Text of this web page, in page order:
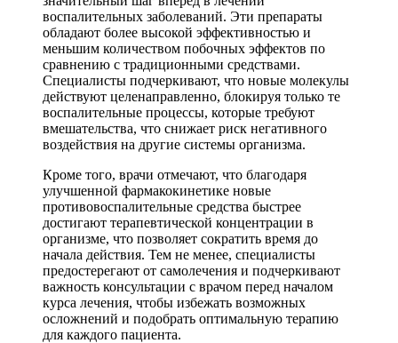
воспалительных заболеваний. Эти препараты
обладают более высокой эффективностью и
меньшим количеством побочных эффектов по
сравнению с традиционными средствами.
Специалисты подчеркивают, что новые молекулы
действуют целенаправленно, блокируя только те
воспалительные процессы, которые требуют
вмешательства, что снижает риск негативного
воздействия на другие системы организма.
Кроме того, врачи отмечают, что благодаря
улучшенной фармакокинетике новые
противовоспалительные средства быстрее
достигают терапевтической концентрации в
организме, что позволяет сократить время до
начала действия. Тем не менее, специалисты
предостерегают от самолечения и подчеркивают
важность консультации с врачом перед началом
курса лечения, чтобы избежать возможных
осложнений и подобрать оптимальную терапию
для каждого пациента.